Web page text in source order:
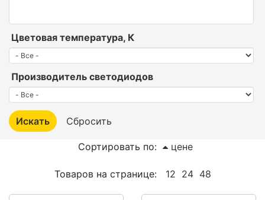
Цветовая температура, К
Производитель светодиодов
Сортировать по: цене
Товаров на странице: 12 24 48